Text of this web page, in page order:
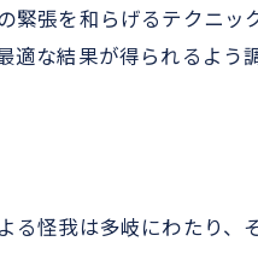
緊張を和らげるテクニッ
適な結果が得られるよう
る怪我は多岐にわたり、